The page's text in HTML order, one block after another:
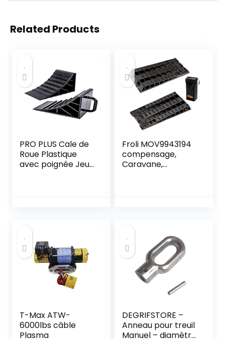
Related Products
PRO PLUS Cale de
Roue Plastique
avec poignée Jeu
Froli MOV9943194
compensage,
Caravane,
Adult, Noir, Taille
Unique
T-Max ATW-
6000lbs câble
Plasma
DEGRIFSTORE –
Anneau pour treuil
Manuel – diamètre